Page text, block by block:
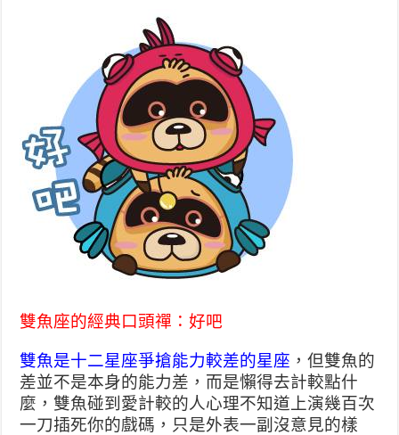
雙魚座的經典口頭禪：好吧
雙魚是十二星座爭搶能力較差的星座 ，但雙魚的
差並不是本身的能力差，而是懶得去計較點什
麼，雙魚碰到愛計較的人心理不知道上演幾百次
一刀插死你的戲碼，只是外表一副沒意見的樣